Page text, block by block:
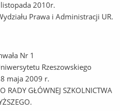
2010r.
Prawa i Administracji UR.
Nr 1
Rzeszowskiego
maja 2009 r.
RADY GŁÓWNEJ SZKOLNICTWA